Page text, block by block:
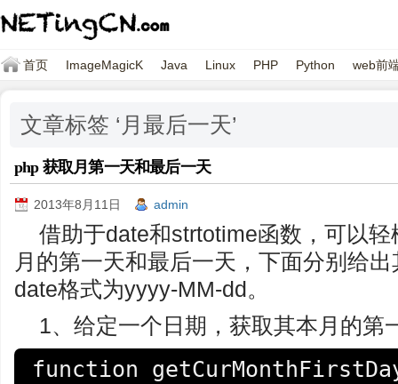
首页 ImageMagicK Java Linux PHP Python web前
文章标签 ‘月最后一天’
php 获取月第一天和最后一天
2013年8月11日 admin
借助于date和strtotime函数，可以
月的第一天和最后一天，下面分别给
date格式为yyyy-MM-dd。
1、给定一个日期，获取其本月的第
function